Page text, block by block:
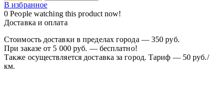
В избранное
0 People watching this product now!
Доставка и оплата
Стоимость доставки в пределах города — 350 руб.
При заказе от 5 000 руб. — бесплатно!
Также осуществляется доставка за город. Тариф — 50 руб./
км.